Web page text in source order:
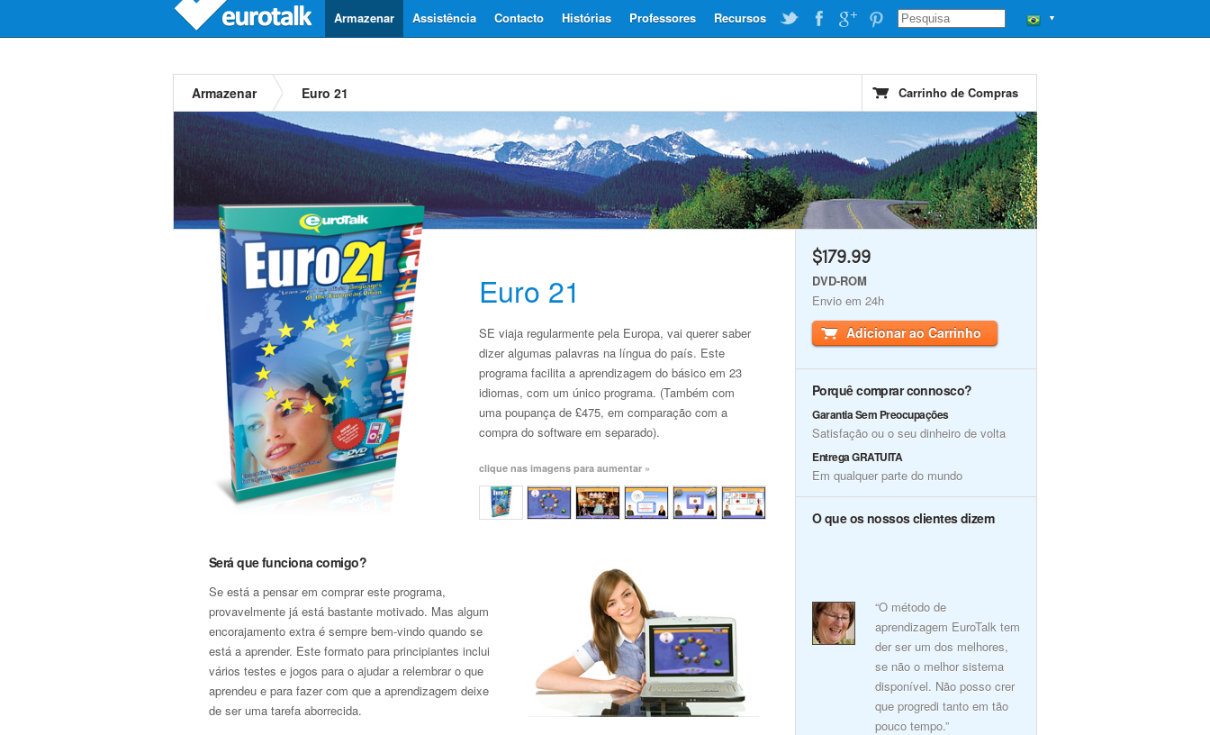
▼
Recursos
Professores
Histórias
Contacto
Assistência
Armazenar
Armazenar Euro 21 Carrinho de Compras
Euro 21
SE viaja regularmente pela Europa, vai querer saber
dizer algumas palavras na língua do país. Este
programa facilita a aprendizagem do básico em 23
idiomas, com um único programa. (Também com
uma poupança de £475, em comparação com a
compra do software em separado).
clique nas imagens para aumentar »
Será que funciona comigo?
Se está a pensar em comprar este programa,
provavelmente já está bastante motivado. Mas algum
encorajamento extra é sempre bem-vindo quando se
está a aprender. Este formato para principiantes inclui
vários testes e jogos para o ajudar a relembrar o que
aprendeu e para fazer com que a aprendizagem deixe
de ser uma tarefa aborrecida.
$179.99
DVD-ROM
Envio em 24h
Adicionar ao Carrinho
Porquê comprar connosco?
Garantia Sem Preocupações
Satisfação ou o seu dinheiro de volta
Entrega GRATUITA
Em qualquer parte do mundo
O que os nossos clientes dizem
“O método de
aprendizagem EuroTalk tem
der ser um dos melhores,
se não o melhor sistema
disponível. Não posso crer
que progredi tanto em tão
pouco tempo.”